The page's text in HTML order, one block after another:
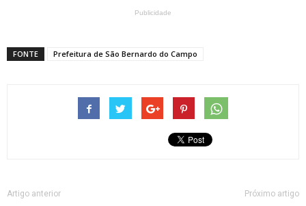
Publicidade
FONTE Prefeitura de São Bernardo do Campo
Artigo anterior Próximo artigo